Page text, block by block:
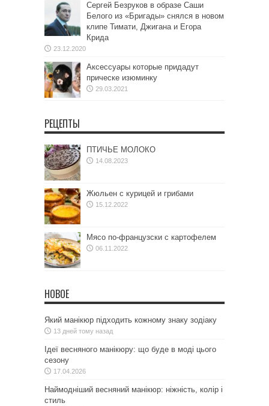
Сергей Безруков в образе Саши
Белого из «Бригады» снялся в новом
клипе Тимати, Джигана и Егора
Крида
23.12.2020
Аксессуары которые придадут
прическе изюминку
29.03.2021
РЕЦЕПТЫ
ПТИЧЬЕ МОЛОКО
14.08.2023
Жюльен с курицей и грибами
15.12.2022
Мясо по-французски с картофелем
06.11.2022
НОВОЕ
Який манікюр підходить кожному знаку зодіаку
13 дней тому назад
Ідеї весняного манікюру: що буде в моді цього
сезону
17.04.2026
Наймодніший весняний манікюр: ніжність, колір і
стиль